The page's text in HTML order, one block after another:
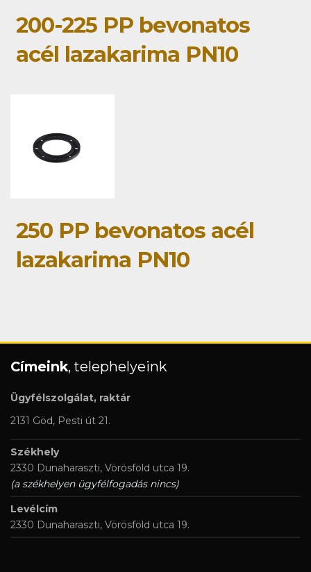
200-225 PP bevonatos
acél lazakarima PN10
250 PP bevonatos acél
lazakarima PN10
Címeink, telephelyeink
Ügyfélszolgálat, raktár
2131 Göd, Pesti út 21.
Székhely
2330 Dunaharaszti, Vörösföld utca 19.
(a székhelyen ügyfélfogadás nincs)
Levélcím
2330 Dunaharaszti, Vörösföld utca 19.